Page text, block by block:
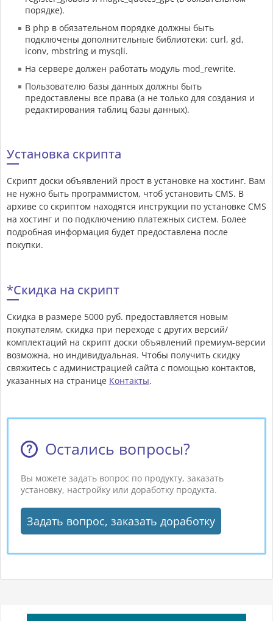
порядке).
В php в обязательном порядке должны быть
подключены дополнительные библиотеки: curl, gd,
iconv, mbstring и mysqli.
На сервере должен работать модуль mod_rewrite.
Пользователю базы данных должны быть
предоставлены все права (а не только для создания и
редактирования таблиц базы данных).
Установка скрипта
Скрипт доски объявлений прост в установке на хостинг. Вам
не нужно быть программистом, чтоб установить CMS. В
архиве со скриптом находятся инструкции по установке CMS
на хостинг и по подключению платежных систем. Более
подробная информация будет предоставлена после
покупки.
*Скидка на скрипт
Скидка в размере 5000 руб. предоставляется новым
покупателям, скидка при переходе с других версий/
комплектаций на скрипт доски объявлений премиум-версии
возможна, но индивидуальная. Чтобы получить скидку
свяжитесь с администрацией сайта с помощью контактов,
указанных на странице Контакты.
Остались вопросы?
Вы можете задать вопрос по продукту, заказать
установку, настройку или доработку продукта.
Задать вопрос, заказать доработку